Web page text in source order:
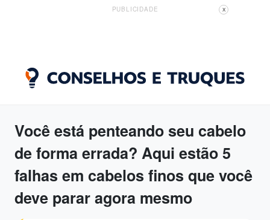
PUBLICIDADE X
Você está penteando seu cabelo
de forma errada? Aqui estão 5
falhas em cabelos finos que você
deve parar agora mesmo